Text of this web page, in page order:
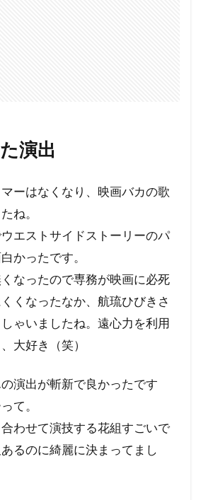
演出
ーはなくなり、映画バカの歌
ね。
エストサイドストーリーのパ
かったです。
なったので専務が映画に必死
くなったなか、航琉ひびきさ
ゃいましたね。遠心力を利用
大好き（笑）
演出が斬新で良かったです
て。
わせて演技する花組すごいで
るのに綺麗に決まってまし